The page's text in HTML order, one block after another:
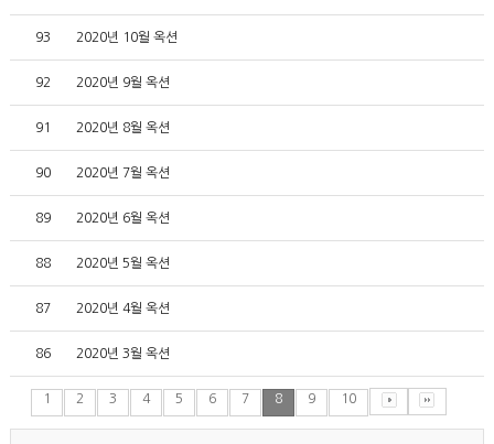
93 2020년 10월 옥션
92 2020년 9월 옥션
91 2020년 8월 옥션
90 2020년 7월 옥션
89 2020년 6월 옥션
88 2020년 5월 옥션
87 2020년 4월 옥션
86 2020년 3월 옥션
1 2 3 4 5 6 7 8 9 10